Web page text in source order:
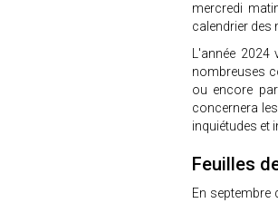
mercredi
calendrier des
L'année
nombreuses
ou encore
concernera
inquiétudes et
Feuilles
En septembre